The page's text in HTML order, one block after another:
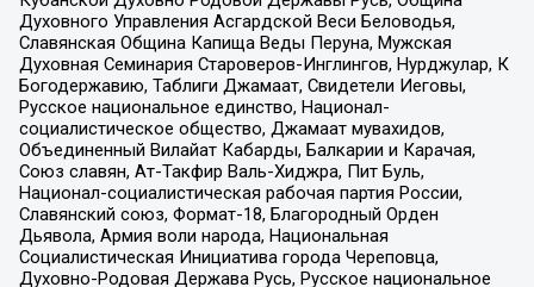
Духовного Управления Асгардской Веси Беловодья,
Славянская Община Капища Веды Перуна, Мужская
Духовная Семинария Староверов-Инглингов, Нурджулар, К
Богодержавию, Таблиги Джамаат, Свидетели Иеговы,
Русское национальное единство, Национал-
социалистическое общество, Джамаат мувахидов,
Объединенный Вилайат Кабарды, Балкарии и Карачая,
Союз славян, Ат-Такфир Валь-Хиджра, Пит Буль,
Национал-социалистическая рабочая партия России,
Славянский союз, Формат-18, Благородный Орден
Дьявола, Армия воли народа, Национальная
Социалистическая Инициатива города Череповца,
Духовно-Родовая Держава Русь, Русское национальное